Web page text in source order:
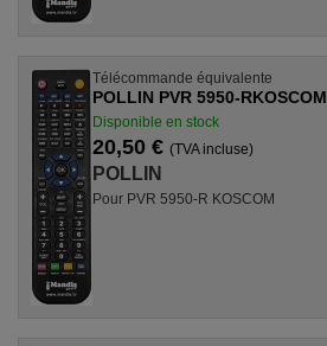
Télécommande équivalente
POLLIN PVR 5950-RKOSCOM
Disponible en stock
20,50 € (TVA incluse)
POLLIN
Pour PVR 5950-R KOSCOM